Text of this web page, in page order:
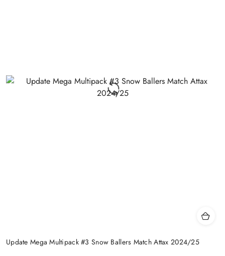
Update Mega Multipack #3 Snow Ballers Match Attax 2024/25